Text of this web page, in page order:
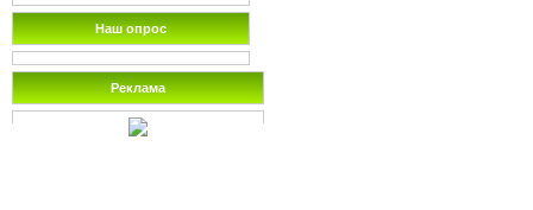
Наш опрос
Реклама